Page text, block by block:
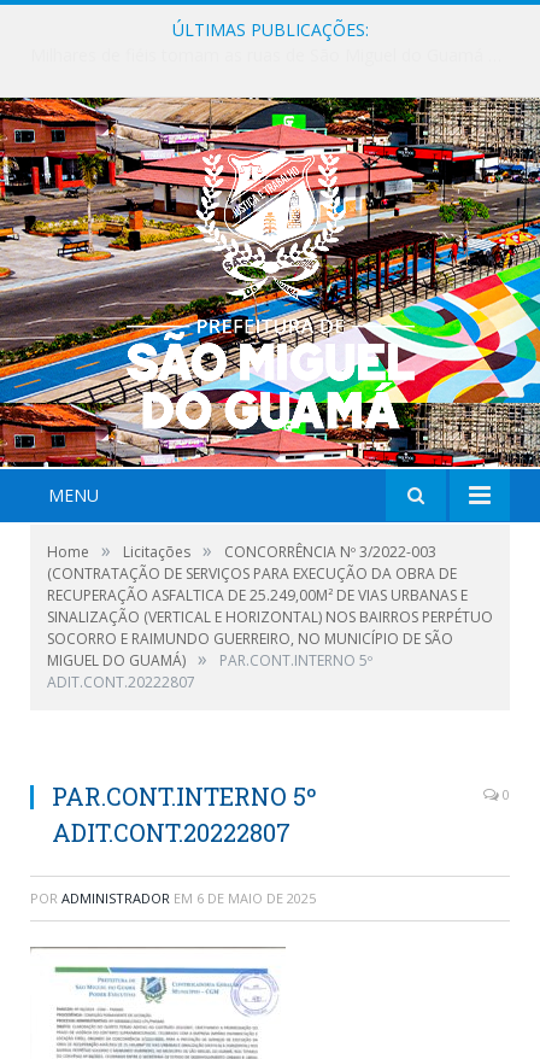
ÚLTIMAS PUBLICAÇÕES:
MENU
Home » Licitações »
CONCORRÊNCIA Nº 3/2022-003
(CONTRATAÇÃO DE SERVIÇOS PARA EXECUÇÃO DA OBRA DE
RECUPERAÇÃO ASFALTICA DE 25.249,00M² DE VIAS URBANAS E
SINALIZAÇÃO (VERTICAL E HORIZONTAL) NOS BAIRROS PERPÉTUO
SOCORRO E RAIMUNDO GUERREIRO, NO MUNICÍPIO DE SÃO
MIGUEL DO GUAMÁ) »
PAR.CONT.INTERNO 5º
ADIT.CONT.20222807
PAR.CONT.INTERNO 5º
ADIT.CONT.20222807
0
POR ADMINISTRADOR EM 6 DE MAIO DE 2025